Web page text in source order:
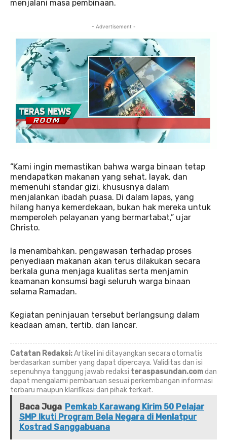
menjalani masa pembinaan.
- Advertisement -
“Kami ingin memastikan bahwa warga binaan tetap
mendapatkan makanan yang sehat, layak, dan
memenuhi standar gizi, khususnya dalam
menjalankan ibadah puasa. Di dalam lapas, yang
hilang hanya kemerdekaan, bukan hak mereka untuk
memperoleh pelayanan yang bermartabat,” ujar
Christo.
Ia menambahkan, pengawasan terhadap proses
penyediaan makanan akan terus dilakukan secara
berkala guna menjaga kualitas serta menjamin
keamanan konsumsi bagi seluruh warga binaan
selama Ramadan.
Kegiatan peninjauan tersebut berlangsung dalam
keadaan aman, tertib, dan lancar.
Catatan Redaksi:Artikel ini ditayangkan secara otomatis
berdasarkan sumber yang dapat dipercaya. Validitas dan isi
sepenuhnya tanggung jawab redaksi teraspasundan.comdan
dapat mengalami pembaruan sesuai perkembangan informasi
terbaru maupun klarifikasi dari pihak terkait.
Baca Juga Pemkab Karawang Kirim 50 Pelajar
SMP Ikuti Program Bela Negara di Menlatpur
Kostrad Sanggabuana